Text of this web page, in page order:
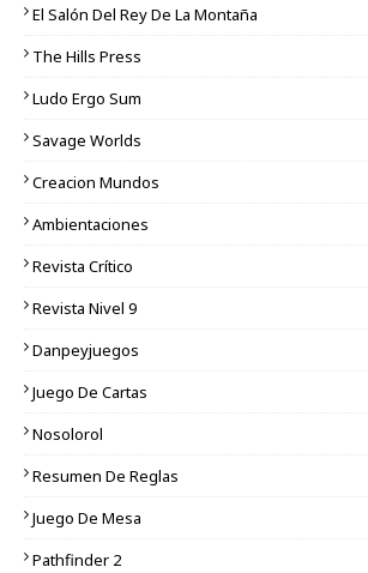
El Salón Del Rey De La Montaña
The Hills Press
Ludo Ergo Sum
Savage Worlds
Creacion Mundos
Ambientaciones
Revista Crítico
Revista Nivel 9
Danpeyjuegos
Juego De Cartas
Nosolorol
Resumen De Reglas
Juego De Mesa
Pathfinder 2